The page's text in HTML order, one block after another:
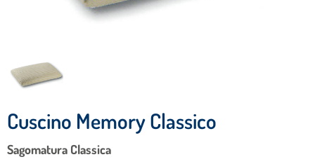
Cuscino Memory Classico
Sagomatura Classica